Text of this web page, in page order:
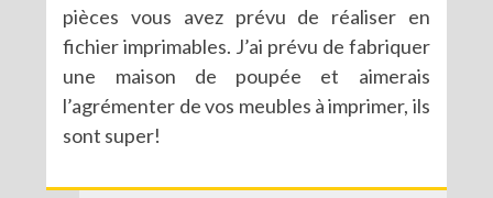
pièces vous avez prévu de réaliser en
fichier imprimables. J’ai prévu de fabriquer
une maison de poupée et aimerais
l’agrémenter de vos meubles à imprimer, ils
sont super!